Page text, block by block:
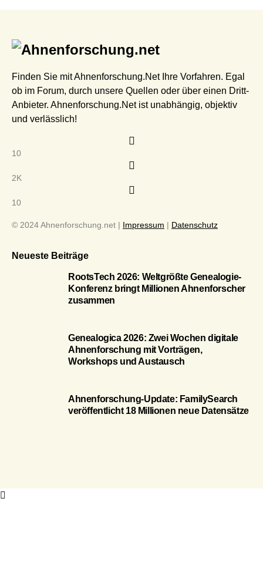
Finden Sie mit Ahnenforschung.Net Ihre Vorfahren. Egal
ob im Forum, durch unsere Quellen oder über einen Dritt-
Anbieter. Ahnenforschung.Net ist unabhängig, objektiv
und verlässlich!
10
2K
10
© 2024 Ahnenforschung.net | Impressum | Datenschutz
Neueste Beiträge
RootsTech 2026: Weltgrößte Genealogie-
Konferenz bringt Millionen Ahnenforscher
zusammen
Genealogica 2026: Zwei Wochen digitale
Ahnenforschung mit Vorträgen,
Workshops und Austausch
Ahnenforschung-Update: FamilySearch
veröffentlicht 18 Millionen neue Datensätze